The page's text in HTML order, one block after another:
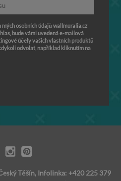
mých osobních údajů wallmuralia.cz
bude vámi uvedená e-mailová
účely vašich vlastních produktů
odvolat, například kliknutím na
Těšín, Infolinka: +420 225 379